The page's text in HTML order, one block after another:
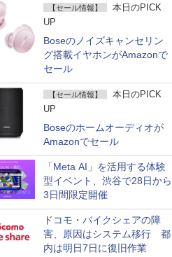
【セール情報】
本日のPICK
UP
Boseのノイズキャンセリン
グ搭載イヤホンがAmazonで
セール
【セール情報】
本日のPICK
UP
Boseのホームオーディオが
Amazonでセール
「Meta AI」を活用する体験
型イベント、渋谷で28日から
3日間限定開催
ドコモ・バイクシェアの障
害、原因はシステム移行 都
内は明日7日に復旧作業